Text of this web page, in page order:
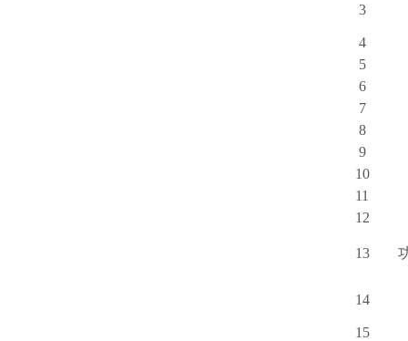
3
4
5
6
7
8
9
10
11
12
13
14
15